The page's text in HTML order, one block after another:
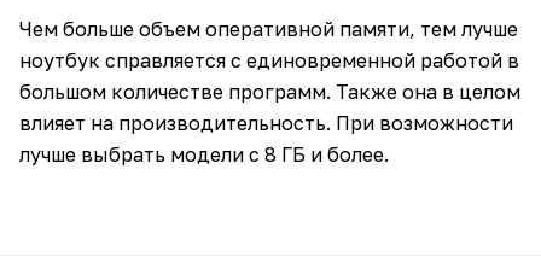
Чем больше объем оперативной памяти, тем лучше
ноутбук справляется с единовременной работой в
большом количестве программ. Также она в целом
влияет на производительность. При возможности
лучше выбрать модели с 8 ГБ и более.